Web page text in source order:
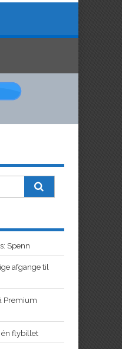
Spenn
afgange til
Premium
én flybillet